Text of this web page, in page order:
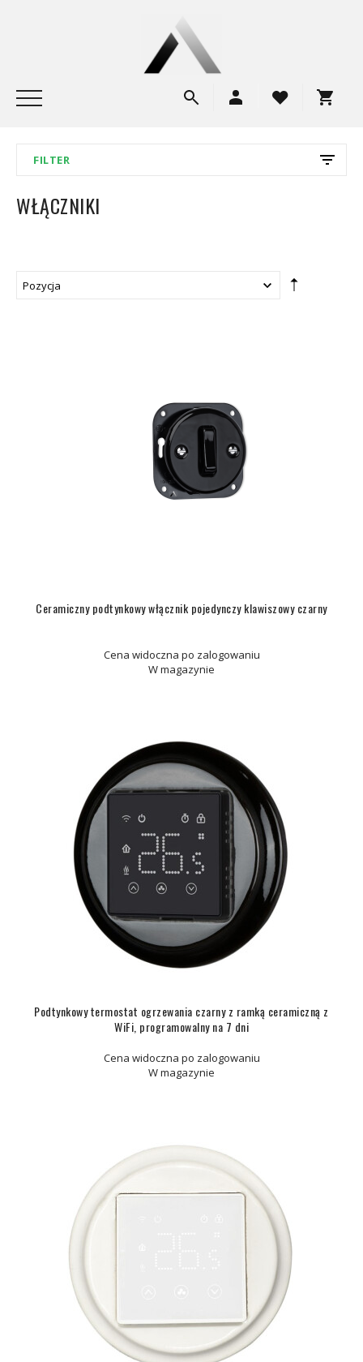
FILTER
WŁĄCZNIKI
Ceramiczny podtynkowy włącznik pojedynczy klawiszowy czarny
Cena widoczna po zalogowaniu
W magazynie
Podtynkowy termostat ogrzewania czarny z ramką ceramiczną z
WiFi, programowalny na 7 dni
Cena widoczna po zalogowaniu
W magazynie